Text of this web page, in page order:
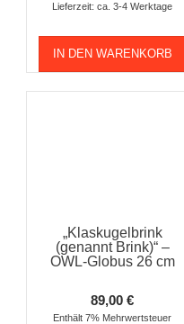
Lieferzeit: ca. 3-4 Werktage
IN DEN WARENKORB
„Klaskugelbrink
(genannt Brink)“ –
OWL-Globus 26 cm
89,00€
Enthält 7% Mehrwertsteuer